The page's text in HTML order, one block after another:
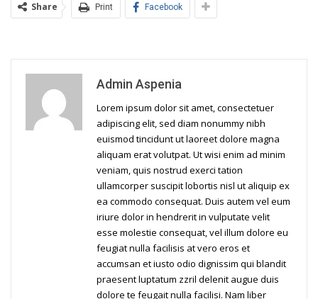
Share Print Facebook
Admin Aspenia
Lorem ipsum dolor sit amet, consectetuer
adipiscing elit, sed diam nonummy nibh
euismod tincidunt ut laoreet dolore magna
aliquam erat volutpat. Ut wisi enim ad minim
veniam, quis nostrud exerci tation
ullamcorper suscipit lobortis nisl ut aliquip ex
ea commodo consequat. Duis autem vel eum
iriure dolor in hendrerit in vulputate velit
esse molestie consequat, vel illum dolore eu
feugiat nulla facilisis at vero eros et
accumsan et iusto odio dignissim qui blandit
praesent luptatum zzril delenit augue duis
dolore te feugait nulla facilisi. Nam liber